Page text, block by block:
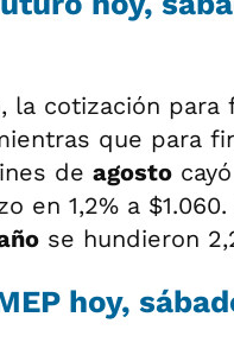
la cotización para
que para
de agosto
en 1,2% a
se hundieron
hoy,